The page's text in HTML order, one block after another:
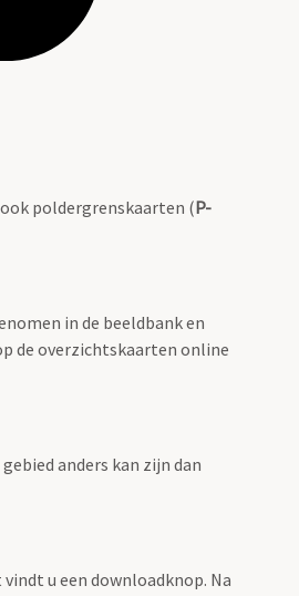
poldergrenskaarten (P-
in de beeldbank en
de overzichtskaarten online
anders kan zijn dan
u een downloadknop. Na